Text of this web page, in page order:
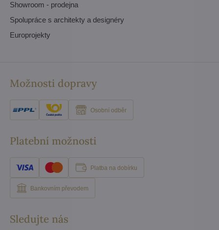
Showroom - prodejna
Spolupráce s architekty a designéry
Europrojekty
Možnosti dopravy
Osobní odběr
Platební možnosti
Platba na dobírku
Bankovním převodem
Sledujte nás